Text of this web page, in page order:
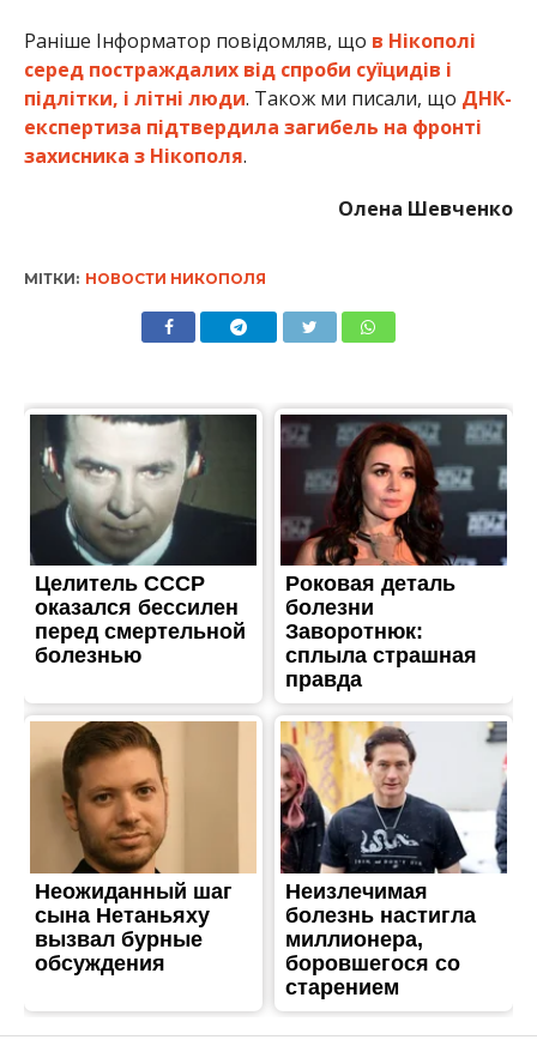
ТРЕШ
Двоє постраждалих,
пожежі і зройновані оселі:
армія рф невпинно
атакують Нікопольський
район
Опубліковано30.07.2025